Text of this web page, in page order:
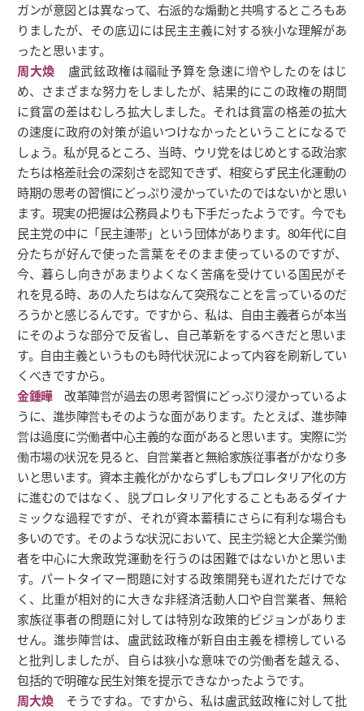
ガンが意図とは異なって、右派的な煽動と共鳴するところもあ
りましたが、その底辺には民主主義に対する狭小な理解があ
ったと思います。
周大煥 盧武鉉政権は福祉予算を急速に増やしたのをはじ
め、さまざまな努力をしましたが、結果的にこの政権の期間
に貧富の差はむしろ拡大しました。それは貧富の格差の拡大
の速度に政府の対策が追いつけなかったということになるで
しょう。私が見るところ、当時、ウリ党をはじめとする政治家
たちは格差社会の深刻さを認知できず、相変らず民主化運動の
時期の思考の習慣にどっぷり浸かっていたのではないかと思い
ます。現実の把握は公務員よりも下手だったようです。今でも
民主党の中に「民主連帯」という団体があります。80年代に自
分たちが好んで使った言葉をそのまま使っているのですが、
今、暮らし向きがあまりよくなく苦痛を受けている国民がそ
れを見る時、あの人たちはなんて突飛なことを言っているのだ
ろうかと感じるんです。ですから、私は、自由主義者らが本当
にそのような部分で反省し、自己革新をするべきだと思いま
す。自由主義というものも時代状況によって内容を刷新してい
くべきですから。
金鍾曄改革陣営が過去の思考習慣にどっぷり浸かっているよ
うに、進歩陣営もそのような面があります。たとえば、進歩陣
営は過度に労働者中心主義的な面があると思います。実際に労
働市場の状況を見ると、自営業者と無給家族従事者がかなり多
いと思います。資本主義化がかならずしもプロレタリア化の方
に進むのではなく、脱プロレタリア化することもあるダイナ
ミックな過程ですが、それが資本蓄積にさらに有利な場合も
多いのです。そのような状況において、民主労総と大企業労働
者を中心に大衆政党運動を行うのは困難ではないかと思いま
す。パートタイマー問題に対する政策開発も遅れただけでな
く、比重が相対的に大きな非経済活動人口や自営業者、無給
家族従事者の問題に対しては特別な政策的ビジョンがありま
せん。進歩陣営は、盧武鉉政権が新自由主義を標榜している
と批判しましたが、自らは狭小な意味での労働者を越える、
包括的で明確な民生対策を提示できなかったようです。
周大煥 そうですね。ですから、私は盧武鉉政権に対して批